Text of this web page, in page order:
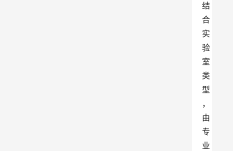
结
合
实
验
室
类
型
，
由
专
业